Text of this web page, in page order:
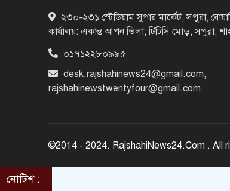
২৩০-২৩১ স্টেডিয়াম সুপার মার্কেট, সপুরা,
কার্যালয়: একান্ত আপন ভিলা, টিটিসি মোড়, সপুরা,
০১৭১২২৮০৯৯৫
desk.rajshahinews24@gmail.com,
rajshahinewstwentyfour@gmail.com
©2014 - 2024. RajshahiNews24.Com . All
নোটিশ :